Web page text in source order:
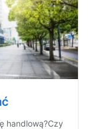
handlową?Czy